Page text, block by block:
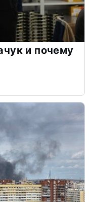
и почему